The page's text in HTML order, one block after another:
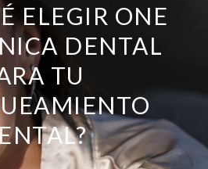
ELEGIR ONE
DENTAL
TU